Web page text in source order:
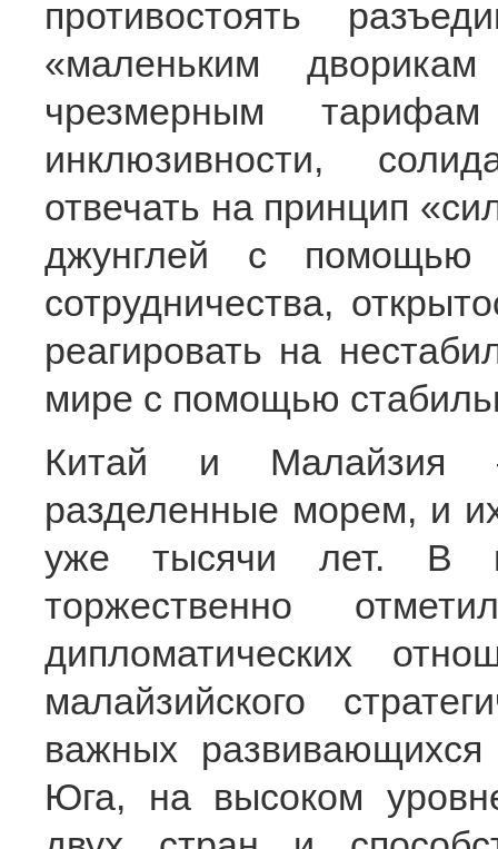
противостоять
«маленьким
чрезмерным
инклюзивности,
отвечать на принцип
джунглей с помощью
сотрудничества,
реагировать на
мире с помощью
Китай и Малайзия
разделенные морем, и
уже тысячи лет. В
торжественно
дипломатических
малайзийского
важных
Юга, на высоком